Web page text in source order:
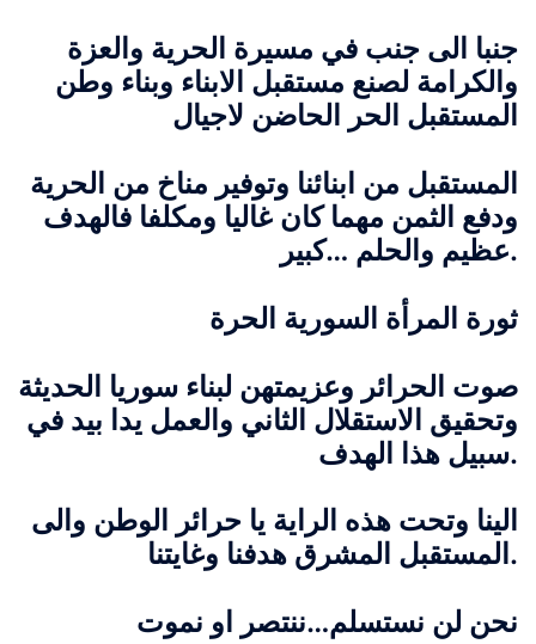
جنبا الى جنب في مسيرة الحرية والعزة
والكرامة لصنع مستقبل الابناء وبناء وطن
المستقبل الحر الحاضن لاجيال
المستقبل من ابنائنا وتوفير مناخ من الحرية
ودفع الثمن مهما كان غاليا ومكلفا فالهدف
عظيم والحلم …كبير.
ثورة المرأة السورية الحرة
صوت الحرائر وعزيمتهن لبناء سوريا الحديثة
وتحقيق الاستقلال الثاني والعمل يدا بيد في
سبيل هذا الهدف.
الينا وتحت هذه الراية يا حرائر الوطن والى
المستقبل المشرق هدفنا وغايتنا.
نحن لن نستسلم…ننتصر او نموت